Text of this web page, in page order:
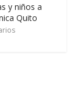
y niños a
Quito